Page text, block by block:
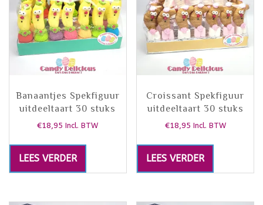
Banaantjes Spekfiguur
uitdeeltaart 30 stuks
€18,95 Incl. BTW
LEES VERDER
Croissant Spekfiguur
uitdeeltaart 30 stuks
€18,95 Incl. BTW
LEES VERDER